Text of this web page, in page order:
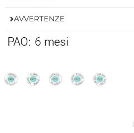
AVVERTENZE
PAO: 6 mesi